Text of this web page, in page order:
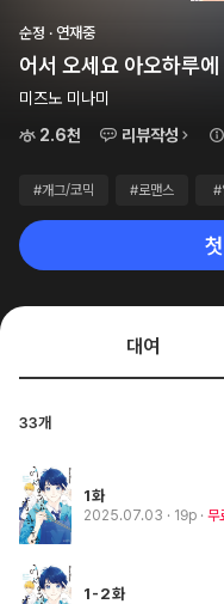
순정 · 연재중
어서 오세요 아오하루에
미즈노 미나미
2.6천
리뷰작성
#개그/코믹 #로맨스 #
대여
33개
1화
2025.07.03 · 19p 무
1-2화